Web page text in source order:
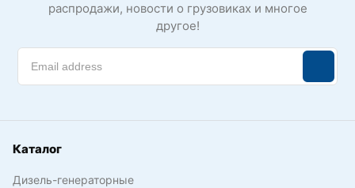
распродажи, новости о грузовиках и многое
другое!
Каталог
Дизель-генераторные